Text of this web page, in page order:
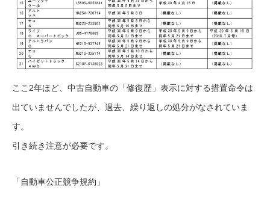
ここ2年ほど、中古自動車の「修復歴」表示に対する措置命令は
出ていませんでしたが、過去、繰り返しの処分がなされていま
す。
引き続き注意が必要です。
「自動車公正競争規約」